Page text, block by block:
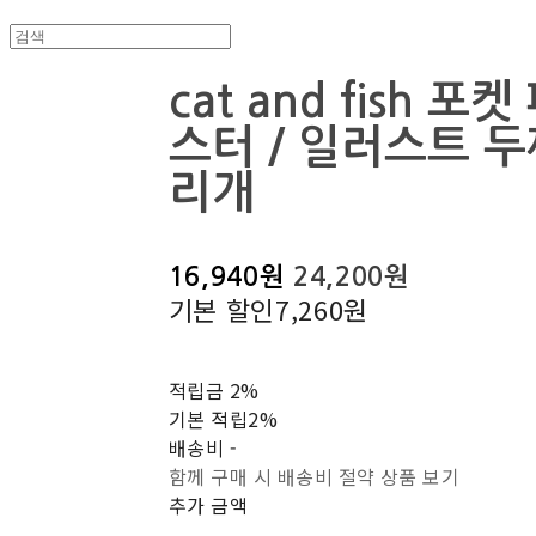
cat and fish 포켓
스터 / 일러스트
리개
16,940원 24,200원
기본 할인7,260원
적립금 2%
기본 적립2%
배송비 -
함께 구매 시 배송비 절약 상품 보기
추가 금액